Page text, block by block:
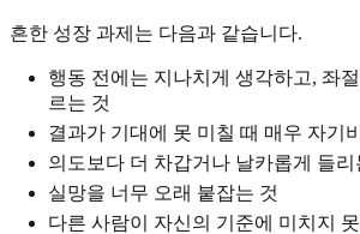
흔한 성장 과제는 다음과 같습니다.
행동 전에는 지나치게 생각하고, 좌
르는 것
결과가 기대에 못 미칠 때 매우 자기
의도보다 더 차갑거나 날카롭게 들리
실망을 너무 오래 붙잡는 것
다른 사람이 자신의 기준에 미치지